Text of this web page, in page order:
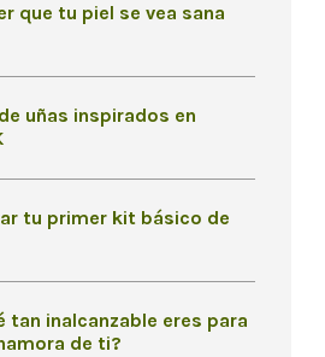
que tu piel se vea sana
uñas inspirados en
tu primer kit básico de
tan inalcanzable eres para
de ti?